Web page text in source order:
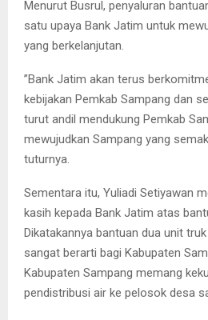
Menurut Busrul, penyaluran
satu upaya Bank Jatim untuk
yang berkelanjutan.
”Bank Jatim akan terus
kebijakan Pemkab Sampang dan
turut andil mendukung Pemkab
mewujudkan Sampang yang
tuturnya.
Sementara itu, Yuliadi Setiyawan
kasih kepada Bank Jatim atas
Dikatakannya bantuan dua unit
sangat berarti bagi Kabupaten
Kabupaten Sampang memang
pendistribusi air ke pelosok desa